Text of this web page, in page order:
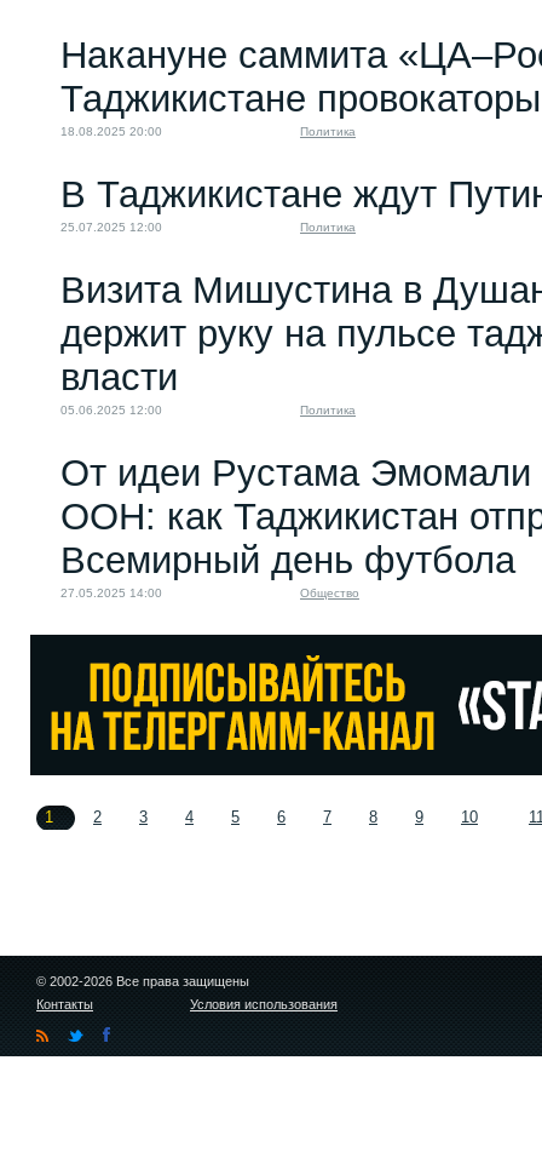
Накануне саммита
Таджикистане
18.08.2025 20:00 Политика
В Таджикистане ждут
25.07.2025 12:00 Политика
Визита Мишустина в
держит руку на пульсе
власти
05.06.2025 12:00 Политика
От идеи Рустама
ООН: как Таджикистан
Всемирный день футбола
27.05.2025 14:00 Общество
1 2 3 4 5 6 7 8 9 10
© 2002-2026 Все права защищены
Контакты
Условия использования